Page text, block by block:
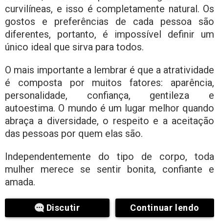
curvilíneas, e isso é completamente natural. Os
gostos e preferências de cada pessoa são
diferentes, portanto, é impossível definir um
único ideal que sirva para todos.
O mais importante a lembrar é que a atratividade
é composta por muitos fatores: aparência,
personalidade, confiança, gentileza e
autoestima. O mundo é um lugar melhor quando
abraça a diversidade, o respeito e a aceitação
das pessoas por quem elas são.
Independentemente do tipo de corpo, toda
mulher merece se sentir bonita, confiante e
amada.
Discutir Continuar lendo